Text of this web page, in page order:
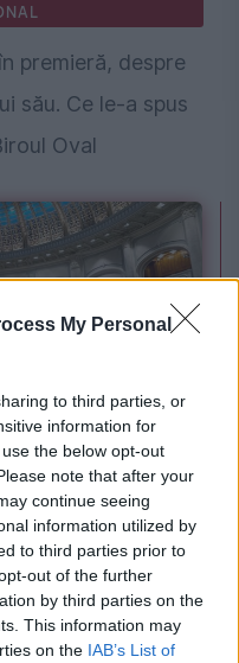
My Personal
to third parties, or
information for
the below opt-out
note that after your
continue seeing
information utilized by
to third parties prior to
out of the further
by third parties on the
This information may
on the IAB’s List of
premieră, despre
său. Ce le-a spus
Oval
a evitat
euro din PNRR și a
din SAFE